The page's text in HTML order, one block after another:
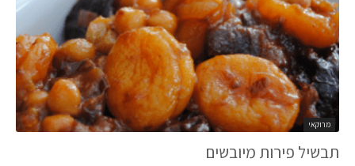
מרוקאי
תבשיל פירות מיובשים